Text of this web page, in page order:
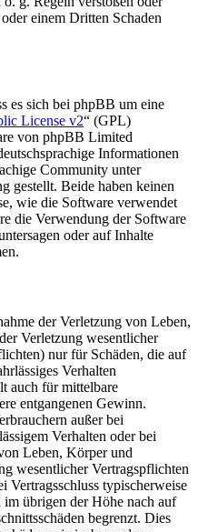
einem Dritten Schaden
es sich bei phpBB um eine
License v2“ (GPL)
von phpBB Limited
Informationen
Community unter
gestellt. Beide haben keinen
wie die Software verwendet
die Verwendung der Software
oder auf Inhalte
der Verletzung von Leben,
Verletzung wesentlicher
nur für Schäden, die auf
Verhalten
auch für mittelbare
entgangenen Gewinn.
außer bei
Verhalten oder bei
Leben, Körper und
wesentlicher Vertragspflichten
typischerweise
im übrigen der Höhe nach auf
begrenzt. Dies